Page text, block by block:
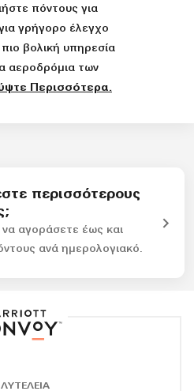
πόντους για
γρήγορο έλεγχο
βολική υπηρεσία
αεροδρόμια των
Περισσότερα.
περισσότερους
αγοράσετε έως και
ανά ημερολογιακό.